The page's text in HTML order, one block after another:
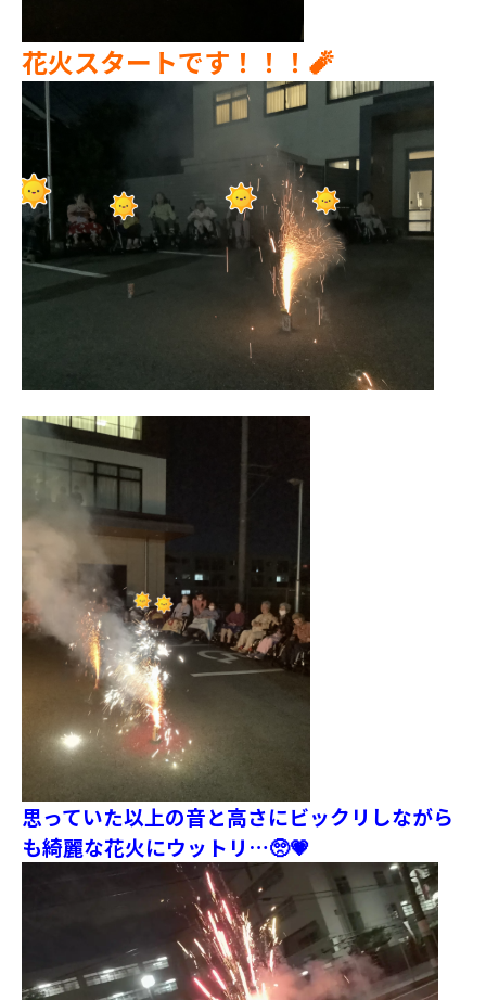
花火スタートです！！！🧨
思っていた以上の音と高さにビックリしながら
も綺麗な花火にウットリ…🥺💗